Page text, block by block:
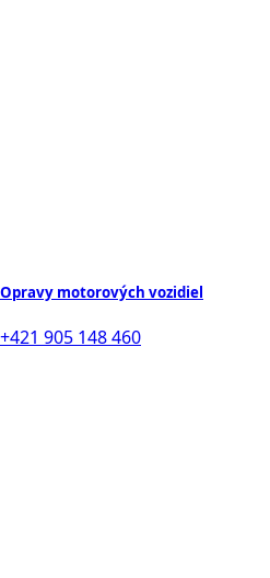
Opravy motorových vozidiel
+421 905 148 460